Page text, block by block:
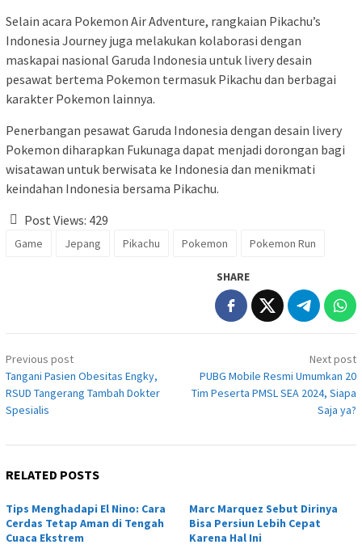
Selain acara Pokemon Air Adventure, rangkaian Pikachu’s
Indonesia Journey juga melakukan kolaborasi dengan
maskapai nasional Garuda Indonesia untuk livery desain
pesawat bertema Pokemon termasuk Pikachu dan berbagai
karakter Pokemon lainnya.
Penerbangan pesawat Garuda Indonesia dengan desain livery
Pokemon diharapkan Fukunaga dapat menjadi dorongan bagi
wisatawan untuk berwisata ke Indonesia dan menikmati
keindahan Indonesia bersama Pikachu.
Post Views: 429
Game Jepang Pikachu Pokemon Pokemon Run
SHARE
Post
navigation
Previous post
Tangani Pasien Obesitas Engky,
RSUD Tangerang Tambah Dokter
Spesialis
Next post
PUBG Mobile Resmi Umumkan 20
Tim Peserta PMSL SEA 2024, Siapa
Saja ya?
RELATED POSTS
Tips Menghadapi El Nino: Cara
Cerdas Tetap Aman di Tengah
Cuaca Ekstrem
Marc Marquez Sebut Dirinya
Bisa Persiun Lebih Cepat
Karena Hal Ini